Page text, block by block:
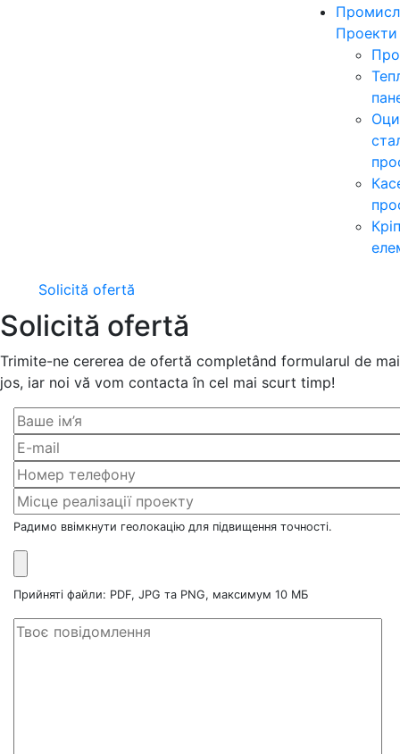
Проекти
Solicită ofertă
Solicită ofertă
Trimite-ne cererea de ofertă completând formularul de mai
jos, iar noi vă vom contacta în cel mai scurt timp!
Радимо ввімкнути геолокацію для підвищення точності.
Прийняті файли: PDF, JPG та PNG, максимум 10 МБ